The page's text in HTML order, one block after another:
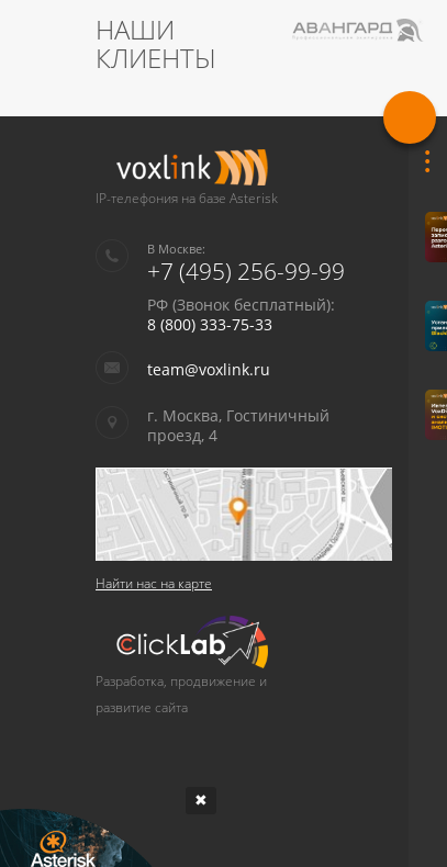
✖
НАШИ
КЛИЕНТЫ
IP-телефония на базе Asterisk
В Москве:
+7 (495) 256-99-99
РФ (Звонок бесплатный):
8 (800) 333-75-33
team@voxlink.ru
г. Москва, Гостиничный
проезд, 4
Найти нас на карте
Разработка, продвижение и
развитие сайта